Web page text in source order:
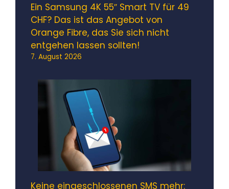
Ein Samsung 4K 55″ Smart TV für 49
CHF? Das ist das Angebot von
Orange Fibre, das Sie sich nicht
entgehen lassen sollten!
7. August 2026
Keine eingeschlossenen SMS mehr: